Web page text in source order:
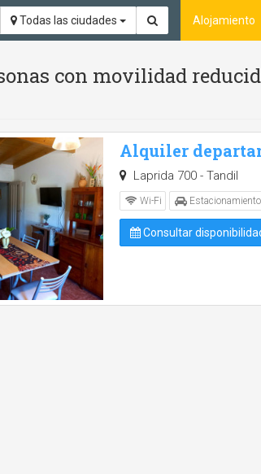
Todas las ciudades Alojamiento
con movilidad
Alquiler
Laprida 700 - Tandil
Wi-Fi Estacionamiento
Consultar